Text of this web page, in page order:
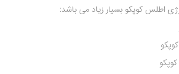
اطلس کوپکو بسیار زیاد می باشد: